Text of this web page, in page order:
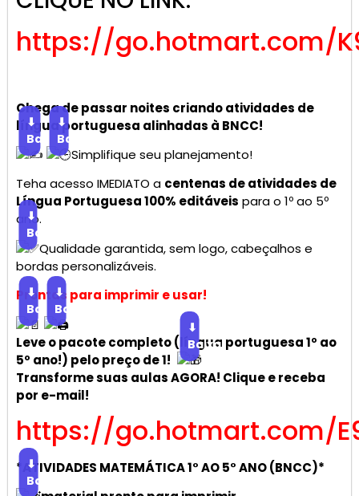
https://go.hotmart.com/
Chega de passar noites criando atividades de
língua portuguesa alinhadas à BNCC!
⬇
Baixar
⬇
Baixar
Simplifique seu planejamento!
Teha acesso IMEDIATO a centenas de atividades de
Língua Portuguesa 100% editáveis para o 1º ao 5º
ano.
⬇
Baixar
Qualidade garantida, sem logo, cabeçalhos e
bordas personalizáveis.
Prontas para imprimir e usar!
⬇
Baixar
⬇
Baixar
Leve o pacote completo (língua portuguesa 1º ao
5º ano!) pelo preço de 1!
⬇
Baixar
Transforme suas aulas AGORA! Clique e receba
por e-mail!
https://go.hotmart.com/
*ATIVIDADES MATEMÁTICA 1° AO 5° ANO (BNCC)*
⬇
Baixar